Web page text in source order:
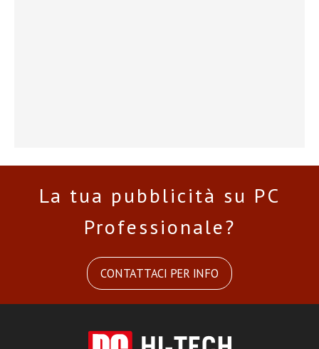
La tua pubblicità su PC
Professionale?
CONTATTACI PER INFO